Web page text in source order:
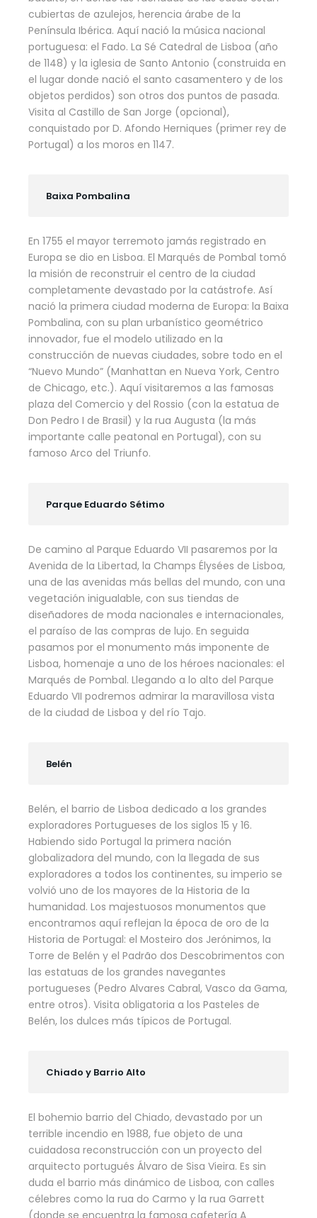
cubiertas de azulejos, herencia árabe de la
Península Ibérica. Aquí nació la música nacional
portuguesa: el Fado. La Sé Catedral de Lisboa (año
de 1148) y la iglesia de Santo Antonio (construida en
el lugar donde nació el santo casamentero y de los
objetos perdidos) son otros dos puntos de pasada.
Visita al Castillo de San Jorge (opcional),
conquistado por D. Afondo Herniques (primer rey de
Portugal) a los moros en 1147.
Baixa Pombalina
En 1755 el mayor terremoto jamás registrado en
Europa se dio en Lisboa. El Marqués de Pombal tomó
la misión de reconstruir el centro de la ciudad
completamente devastado por la catástrofe. Así
nació la primera ciudad moderna de Europa: la Baixa
Pombalina, con su plan urbanístico geométrico
innovador, fue el modelo utilizado en la
construcción de nuevas ciudades, sobre todo en el
“Nuevo Mundo” (Manhattan en Nueva York, Centro
de Chicago, etc.). Aquí visitaremos a las famosas
plaza del Comercio y del Rossio (con la estatua de
Don Pedro I de Brasil) y la rua Augusta (la más
importante calle peatonal en Portugal), con su
famoso Arco del Triunfo.
Parque Eduardo Sétimo
De camino al Parque Eduardo VII pasaremos por la
Avenida de la Libertad, la Champs Élysées de Lisboa,
una de las avenidas más bellas del mundo, con una
vegetación inigualable, con sus tiendas de
diseñadores de moda nacionales e internacionales,
el paraíso de las compras de lujo. En seguida
pasamos por el monumento más imponente de
Lisboa, homenaje a uno de los héroes nacionales: el
Marqués de Pombal. Llegando a lo alto del Parque
Eduardo VII podremos admirar la maravillosa vista
de la ciudad de Lisboa y del río Tajo.
Belén
Belén, el barrio de Lisboa dedicado a los grandes
exploradores Portugueses de los siglos 15 y 16.
Habiendo sido Portugal la primera nación
globalizadora del mundo, con la llegada de sus
exploradores a todos los continentes, su imperio se
volvió uno de los mayores de la Historia de la
humanidad. Los majestuosos monumentos que
encontramos aquí reflejan la época de oro de la
Historia de Portugal: el Mosteiro dos Jerónimos, la
Torre de Belén y el Padrão dos Descobrimentos con
las estatuas de los grandes navegantes
portugueses (Pedro Alvares Cabral, Vasco da Gama,
entre otros). Visita obligatoria a los Pasteles de
Belén, los dulces más típicos de Portugal.
Chiado y Barrio Alto
El bohemio barrio del Chiado, devastado por un
terrible incendio en 1988, fue objeto de una
cuidadosa reconstrucción con un proyecto del
arquitecto portugués Álvaro de Sisa Vieira. Es sin
duda el barrio más dinámico de Lisboa, con calles
célebres como la rua do Carmo y la rua Garrett
(donde se encuentra la famosa cafetería A